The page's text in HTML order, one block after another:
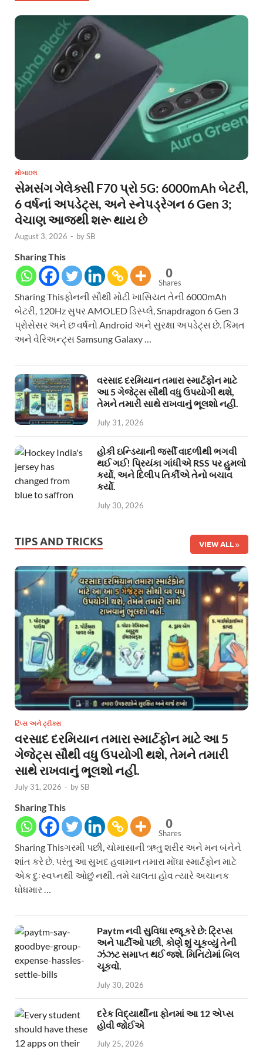
મોબાઇલ
સેમસંગ ગેલેક્સી F70 પ્રો 5G: 6000mAh બેટરી,
6 વર્ષનાં અપડેટ્સ, અને સ્નેપડ્રેગન 6 Gen 3;
વેચાણ આજથી શરૂ થાય છે
August 3, 2026 - bySB
Sharing This
0
Shares
Sharing Thisફોનની સૌથી મોટી ખાસિયત તેની 6000mAh
બેટરી, 120Hz સુપર AMOLED ડિસ્પ્લે, Snapdragon 6 Gen 3
પ્રોસેસર અને છ વર્ષનો Android અને સુરક્ષા અપડેટ્સ છે. કિંમત
અને વેરિઅન્ટ્સ Samsung Galaxy …
વરસાદ દરમિયાન તમારા સ્માર્ટફોન માટે
આ 5 ગેજેટ્સ સૌથી વધુ ઉપયોગી થશે,
તેમને તમારી સાથે રાખવાનું ભૂલશો નહીં.
July 31, 2026
હોકી ઇન્ડિયાની જર્સી વાદળીથી ભગવી
થઈ ગઈ! પ્રિયંકા ગાંધીએ RSS પર હુમલો
કર્યો, અને દિલીપ તિર્કીએ તેનો બચાવ
કર્યો.
July 30, 2026
TIPS AND TRICKS VIEW ALL
ટિપ્સ અને ટ્રીક્સ
વરસાદ દરમિયાન તમારા સ્માર્ટફોન માટે આ 5
ગેજેટ્સ સૌથી વધુ ઉપયોગી થશે, તેમને તમારી
સાથે રાખવાનું ભૂલશો નહીં.
July 31, 2026 - bySB
Sharing This
0
Shares
Sharing Thisગરમી પછી, ચોમાસાની ઋતુ શરીર અને મન બંનેને
શાંત કરે છે. પરંતુ આ સુખદ હવામાન તમારા મોંઘા સ્માર્ટફોન માટે
એક દુઃસ્વપ્નથી ઓછું નથી. તમે ચાલતા હોવ ત્યારે અચાનક
ધોધમાર …
Paytm નવી સુવિધા રજૂ કરે છે: ટ્રિપ્સ
અને પાર્ટીઓ પછી, કોણે શું ચૂકવ્યું તેની
ઝંઝટ સમાપ્ત થઈ જશે. મિનિટોમાં બિલ
ચૂકવો.
July 30, 2026
દરેક વિદ્યાર્થીના ફોનમાં આ 12 એપ્સ
હોવી જોઈએ
July 25, 2026